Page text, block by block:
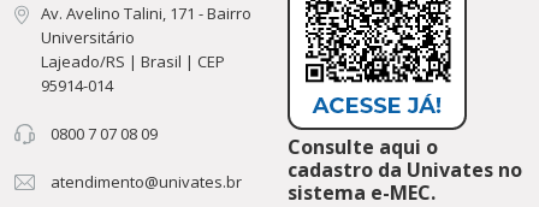
Av. Avelino Talini, 171 - Bairro
Universitário
Lajeado/RS | Brasil | CEP
95914-014
0800 7 07 08 09
atendimento@univates.br
Consulte aqui o
cadastro da Univates no
sistema e-MEC.